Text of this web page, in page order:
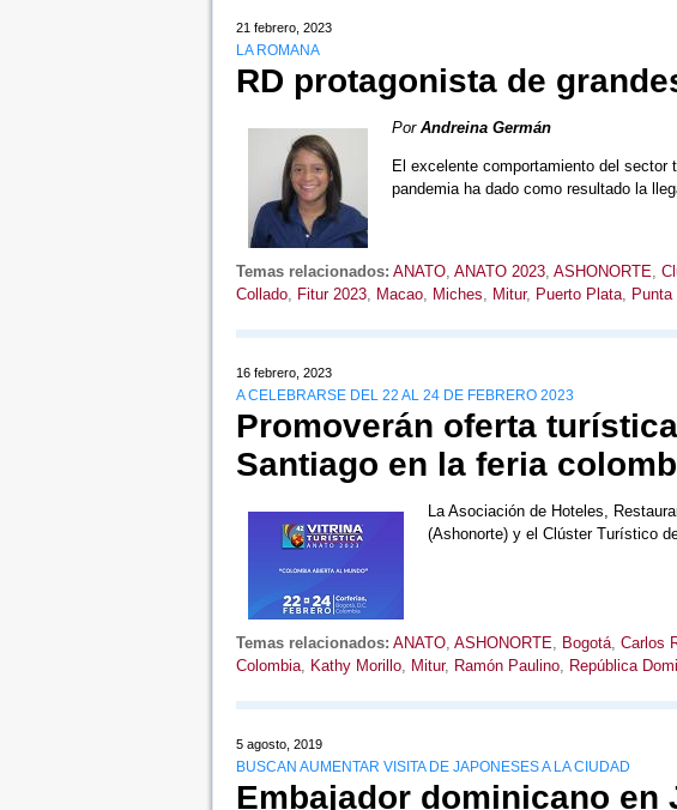
21 febrero, 2023
LA ROMANA
RD protagonista de
Por Andreina Germán
El excelente comportamiento del sector
pandemia ha dado como resultado la
Temas relacionados: ANATO, ANATO 2023, ASHONORTE,
Collado, Fitur 2023, Macao, Miches, Mitur, Puerto Plata,
16 febrero, 2023
A CELEBRARSE DEL 22 AL 24 DE FEBRERO 2023
Promoverán oferta
Santiago en la feria
La Asociación de Hoteles,
(Ashonorte) y el Clúster Turístico
Temas relacionados: ANATO, ASHONORTE, Bogotá, Carlos
Colombia, Kathy Morillo, Mitur, Ramón Paulino, República
5 agosto, 2019
BUSCAN AUMENTAR VISITA DE JAPONESES A LA CIUDAD
Embajador dominicano en